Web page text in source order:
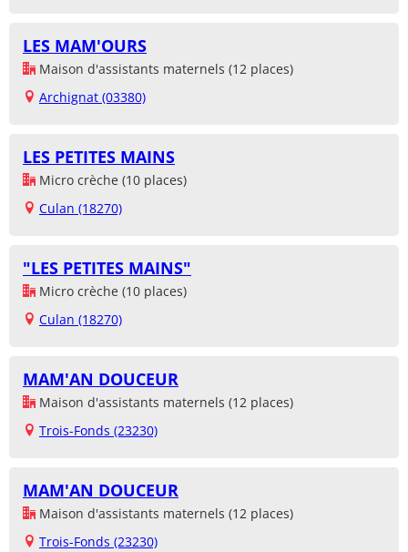
LES MAM'OURS
Maison d'assistants maternels (12 places)
Archignat (03380)
LES PETITES MAINS
Micro crèche (10 places)
Culan (18270)
"LES PETITES MAINS"
Micro crèche (10 places)
Culan (18270)
MAM'AN DOUCEUR
Maison d'assistants maternels (12 places)
Trois-Fonds (23230)
MAM'AN DOUCEUR
Maison d'assistants maternels (12 places)
Trois-Fonds (23230)